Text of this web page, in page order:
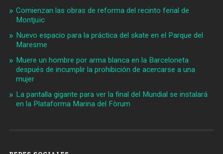
Comienzan las obras de reforma del recinto ferial de
Montjuïc
Nuevo espacio para la práctica del skate en el Parque del
Maresme
Muere un hombre por arma blanca en la Barceloneta
después de incumplir la prohibición de acercarse a una
mujer
La pantalla gigante para ver la final del Mundial se instalará
en la Plataforma Marina del Fòrum